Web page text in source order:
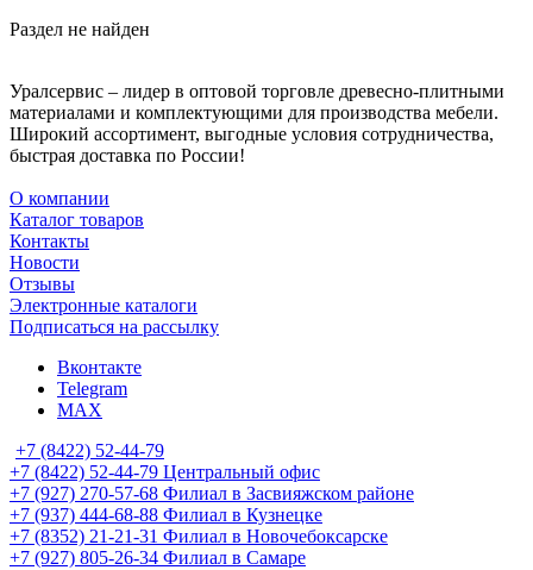
Раздел не найден
Уралсервис – лидер в оптовой торговле древесно-плитными
материалами и комплектующими для производства мебели.
Широкий ассортимент, выгодные условия сотрудничества,
быстрая доставка по России!
О компании
Каталог товаров
Контакты
Новости
Отзывы
Электронные каталоги
Подписаться на рассылку
Вконтакте
Telegram
MAX
+7 (8422) 52-44-79
+7 (8422) 52-44-79 Центральный офис
+7 (927) 270-57-68 Филиал в Засвияжском районе
+7 (937) 444-68-88 Филиал в Кузнецке
+7 (8352) 21-21-31 Филиал в Новочебоксарске
+7 (927) 805-26-34 Филиал в Самаре